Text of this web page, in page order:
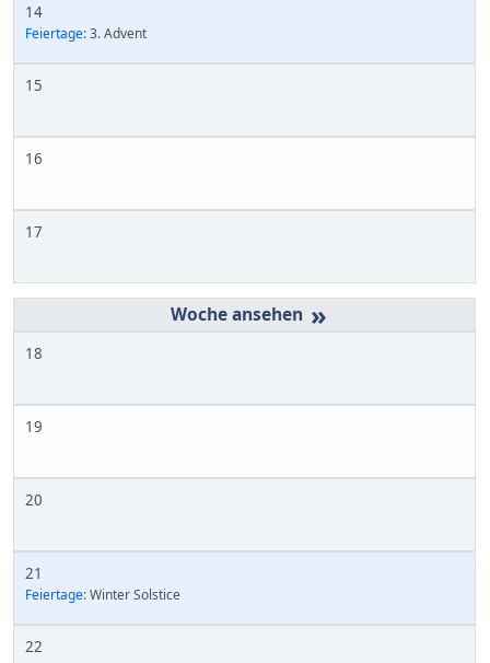
14
Feiertage:3. Advent
15
16
17
»
18
19
20
21
Feiertage:Winter Solstice
22